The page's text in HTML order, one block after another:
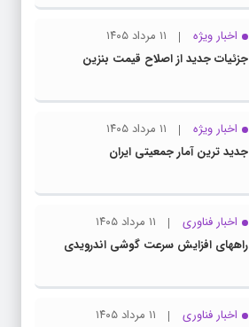
اخبار ویژه
۱۱ مرداد ۱۴۰۵
جزئیات جدید از اصلاح قیمت بنزین
اخبار ویژه
۱۱ مرداد ۱۴۰۵
جدید ترین آمار جمعیتی ایران
اخبار فناوری
۱۱ مرداد ۱۴۰۵
راههای افزایش سرعت گوشی اندرویدی
اخبار فناوری
۱۱ مرداد ۱۴۰۵